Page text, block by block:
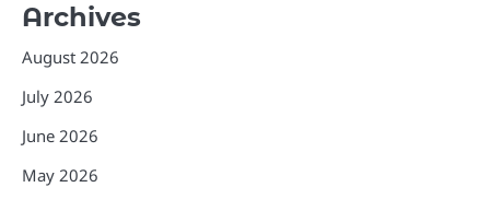
Archives
August 2026
July 2026
June 2026
May 2026